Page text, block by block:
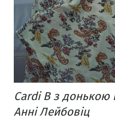
Cardi B з
Анні Лейбовіц